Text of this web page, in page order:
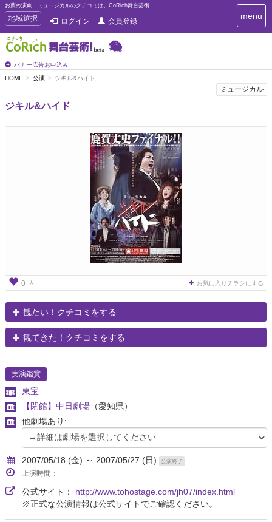
お薦め演劇・ミュージカルのクチコミは、CoRich舞台芸術！
T
o
g
g
e
n
a
v
i
地域選択 ログイン 会員登録
バナー広告お申込み
T
o
n
i
menu
HOME 公演 ジキル&ハイド
ミュージカル
ジキル&ハイド
0 人 お気に入りチラシにする
観たい！クチコミをする
観てきた！クチコミをする
実演鑑賞
東宝
【閉館】中日劇場 （愛知県）
他劇場あり:
2007/05/18 (金) ～ 2007/05/27 (日) 公演終了
上演時間：
公式サイト： http://www.tohostage.com/jh07/index.html
※正式な公演情報は公式サイトでご確認ください。